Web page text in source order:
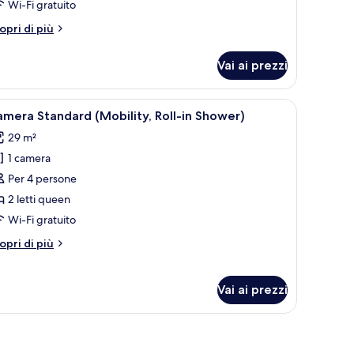
Wi-Fi gratuito
di più
Vai ai prezzi
televisione e opere d'arte alle pareti.Camera d'albergo con due letti, una
6 Standard (Mobility, Roll-in Shower)
29 m²
1 camera
Per 4 persone
2 letti queen
Wi-Fi gratuito
di più
Vai ai prezzi